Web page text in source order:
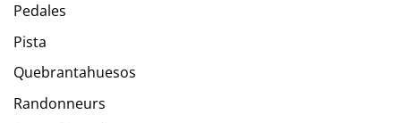
Pedales
Pista
Quebrantahuesos
Randonneurs